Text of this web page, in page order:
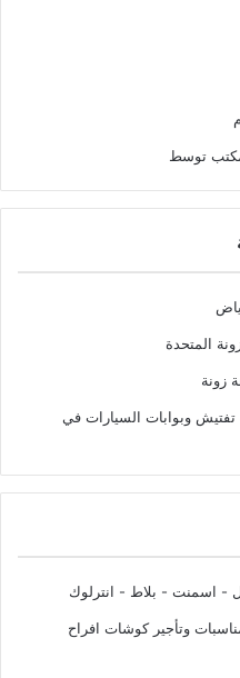
توسط
المتحدة
زونة
تفتيش وبوابات السيارات في
- اسمنت - بلاط - انترلوك
وتأجير كوشات افراح